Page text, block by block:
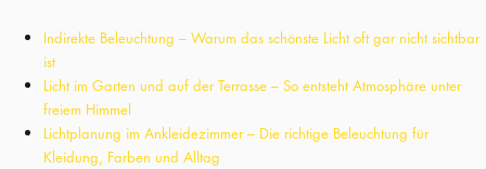
Indirekte Beleuchtung – Warum das schönste Licht oft gar nicht sichtbar
ist
Licht im Garten und auf der Terrasse – So entsteht Atmosphäre unter
freiem Himmel
Lichtplanung im Ankleidezimmer – Die richtige Beleuchtung für
Kleidung, Farben und Alltag